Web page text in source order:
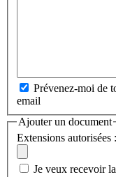
Prévenez-moi de
email
Ajouter un document
Extensions autorisées
Je veux recevoir